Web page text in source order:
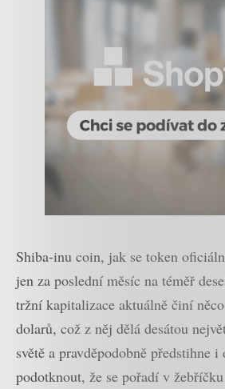
Shiba-inu coin, jak se token
jen za poslední měsíc na téměř
tržní kapitalizace aktuálně činí
dolarů, což z něj dělá desátou
světě a pravděpodobně předstihne
podotknout, že se pořadí v